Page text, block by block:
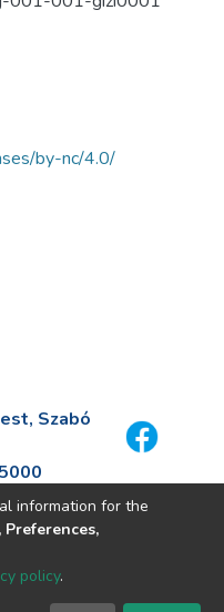
by-nc/4.0/
Szabó
information for the
policy.